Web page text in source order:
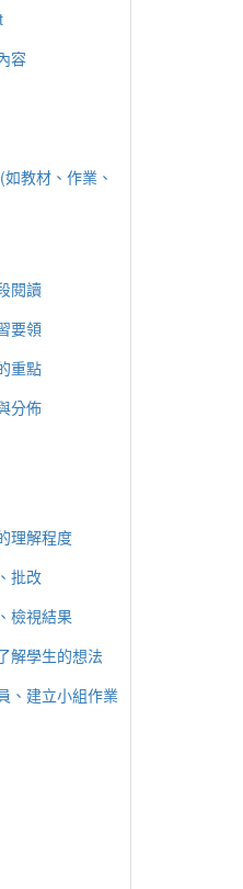
容
教材、作業、
閱讀
要領
重點
分佈
理解程度
批改
檢視結果
解學生的想法
、建立小組作業